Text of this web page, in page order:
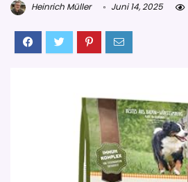
Heinrich Müller Juni 14, 2025